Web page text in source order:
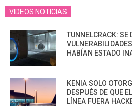
VIDEOS NOTICIAS
TUNNELCRACK: SE
HABÍAN ESTADO
KENIA SOLO
DESPUÉS DE QUE
LÍNEA FUERA